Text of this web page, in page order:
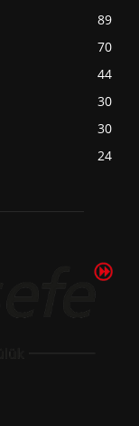
89
70
44
30
30
24